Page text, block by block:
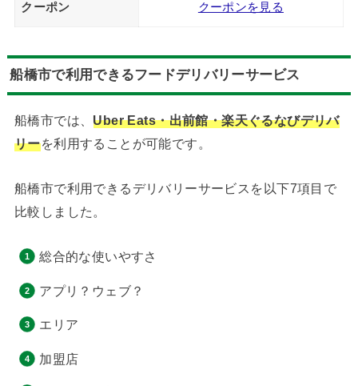
クーポン クーポンを見る
船橋市で利用できるフードデリバリーサービス
船橋市では、 Uber Eats・出前館・楽天ぐるなびデリバ
リーを利用することが可能です。
船橋市で利用できるデリバリーサービスを以下7項目で
比較しました。
総合的な使いやすさ
アプリ？ウェブ？
エリア
加盟店